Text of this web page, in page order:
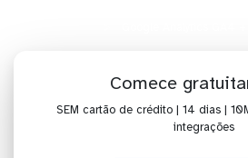
Comece
SEM cartão de crédito | 14 dias |
integrações